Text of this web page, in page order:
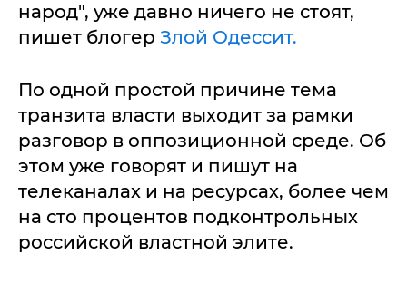
народ", уже давно ничего не стоят,
пишет блогер Злой Одессит.
По одной простой причине тема
транзита власти выходит за рамки
разговор в оппозиционной среде. Об
этом уже говорят и пишут на
телеканалах и на ресурсах, более чем
на сто процентов подконтрольных
российской властной элите.